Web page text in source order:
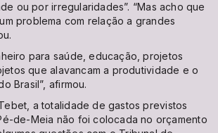
ou por irregularidades”. “Mas acho que
problema com relação a grandes
para saúde, educação, projetos
que alavancam a produtividade e o
Brasil”, afirmou.
a totalidade de gastos previstos
de-Meia não foi colocada no orçamento